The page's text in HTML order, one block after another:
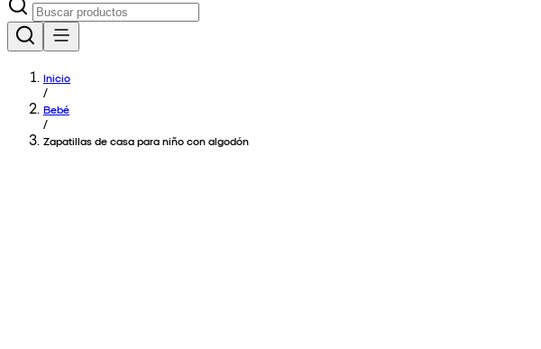
Inicio
/
Bebé
/
Zapatillas de casa para niño con algodón